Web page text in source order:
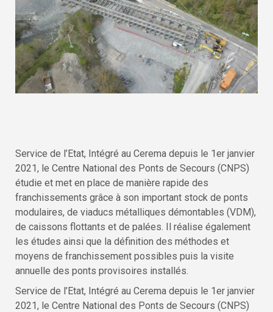
Service de l’Etat, Intégré au Cerema depuis le 1er janvier
2021, le Centre National des Ponts de Secours (CNPS)
étudie et met en place de manière rapide des
franchissements grâce à son important stock de ponts
modulaires, de viaducs métalliques démontables (VDM),
de caissons flottants et de palées. Il réalise également
les études ainsi que la définition des méthodes et
moyens de franchissement possibles puis la visite
annuelle des ponts provisoires installés.
Service de l’Etat, Intégré au Cerema depuis le 1er janvier
2021, le Centre National des Ponts de Secours (CNPS)